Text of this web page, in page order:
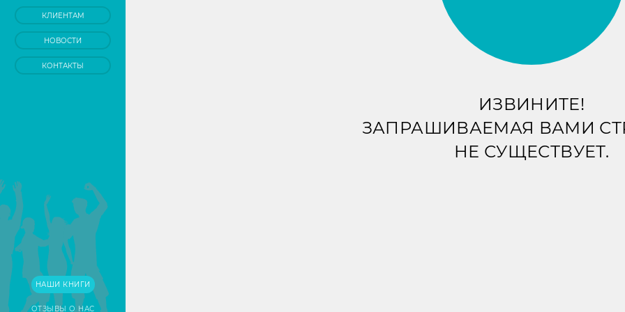
КЛИЕНТАМ
НОВОСТИ
КОНТАКТЫ
НАШИ КНИГИ
ОТЗЫВЫ О НАС
ИЗВИНИТЕ!
ЗАПРАШИВАЕМАЯ ВАМИ
НЕ СУЩЕСТВУЕТ.